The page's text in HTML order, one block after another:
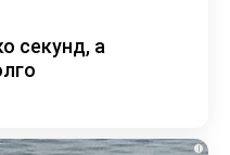
секунд, а
i